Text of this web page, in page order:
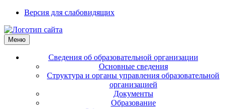
Версия для слабовидящих
Меню
Сведения об образовательной организации
Основные сведения
Структура и органы управления образовательной
организацией
Документы
Образование